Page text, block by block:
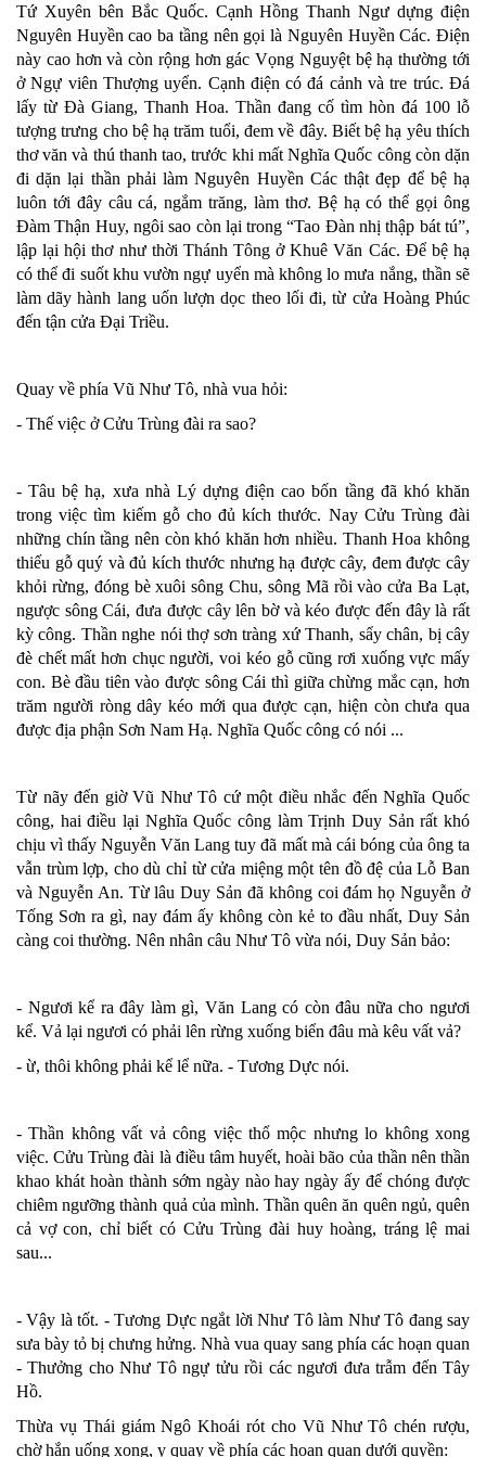
Tứ Xuyên bên Bắc Quốc. Cạnh Hồng Thanh Ngư dựng điện
Nguyên Huyền cao ba tầng nên gọi là Nguyên Huyền Các. Điện
này cao hơn và còn rộng hơn gác Vọng Nguyệt bệ hạ thường tới
ở Ngự viên Thượng uyển. Cạnh điện có đá cảnh và tre trúc. Đá
lấy từ Đà Giang, Thanh Hoa. Thần đang cố tìm hòn đá 100 lỗ
tượng trưng cho bệ hạ trăm tuổi, đem về đây. Biết bệ hạ yêu thích
thơ văn và thú thanh tao, trước khi mất Nghĩa Quốc công còn dặn
đi dặn lại thần phải làm Nguyên Huyền Các thật đẹp để bệ hạ
luôn tới đây câu cá, ngắm trăng, làm thơ. Bệ hạ có thể gọi ông
Đàm Thận Huy, ngôi sao còn lại trong “Tao Đàn nhị thập bát tú”,
lập lại hội thơ như thời Thánh Tông ở Khuê Văn Các. Để bệ hạ
có thể đi suốt khu vườn ngự uyển mà không lo mưa nắng, thần sẽ
làm dãy hành lang uốn lượn dọc theo lối đi, từ cửa Hoàng Phúc
đến tận cửa Đại Triều.
Quay về phía Vũ Như Tô, nhà vua hỏi:
- Thế việc ở Cửu Trùng đài ra sao?
- Tâu bệ hạ, xưa nhà Lý dựng điện cao bốn tầng đã khó khăn
trong việc tìm kiếm gỗ cho đủ kích thước. Nay Cửu Trùng đài
những chín tầng nên còn khó khăn hơn nhiều. Thanh Hoa không
thiếu gỗ quý và đủ kích thước nhưng hạ được cây, đem được cây
khỏi rừng, đóng bè xuôi sông Chu, sông Mã rồi vào cửa Ba Lạt,
ngược sông Cái, đưa được cây lên bờ và kéo được đến đây là rất
kỳ công. Thần nghe nói thợ sơn tràng xứ Thanh, sẩy chân, bị cây
đè chết mất hơn chục người, voi kéo gỗ cũng rơi xuống vực mấy
con. Bè đầu tiên vào được sông Cái thì giữa chừng mắc cạn, hơn
trăm người ròng dây kéo mới qua được cạn, hiện còn chưa qua
được địa phận Sơn Nam Hạ. Nghĩa Quốc công có nói ...
Từ nãy đến giờ Vũ Như Tô cứ một điều nhắc đến Nghĩa Quốc
công, hai điều lại Nghĩa Quốc công làm Trịnh Duy Sản rất khó
chịu vì thấy Nguyễn Văn Lang tuy đã mất mà cái bóng của ông ta
vẫn trùm lợp, cho dù chỉ từ cửa miệng một tên đồ đệ của Lỗ Ban
và Nguyễn An. Từ lâu Duy Sản đã không coi đám họ Nguyễn ở
Tống Sơn ra gì, nay đám ấy không còn kẻ to đầu nhất, Duy Sản
càng coi thường. Nên nhân câu Như Tô vừa nói, Duy Sản bảo:
- Ngươi kể ra đây làm gì, Văn Lang có còn đâu nữa cho ngươi
kể. Vả lại ngươi có phải lên rừng xuống biển đâu mà kêu vất vả?
- ừ, thôi không phải kể lể nữa. - Tương Dực nói.
- Thần không vất vả công việc thổ mộc nhưng lo không xong
việc. Cửu Trùng đài là điều tâm huyết, hoài bão của thần nên thần
khao khát hoàn thành sớm ngày nào hay ngày ấy để chóng được
chiêm ngưỡng thành quả của mình. Thần quên ăn quên ngủ, quên
cả vợ con, chỉ biết có Cửu Trùng đài huy hoàng, tráng lệ mai
sau...
- Vậy là tốt. - Tương Dực ngắt lời Như Tô làm Như Tô đang say
sưa bày tỏ bị chưng hửng. Nhà vua quay sang phía các hoạn quan
- Thưởng cho Như Tô ngự tửu rồi các ngươi đưa trẫm đến Tây
Hồ.
Thừa vụ Thái giám Ngô Khoái rót cho Vũ Như Tô chén rượu,
chờ hắn uống xong, y quay về phía các hoạn quan dưới quyền: